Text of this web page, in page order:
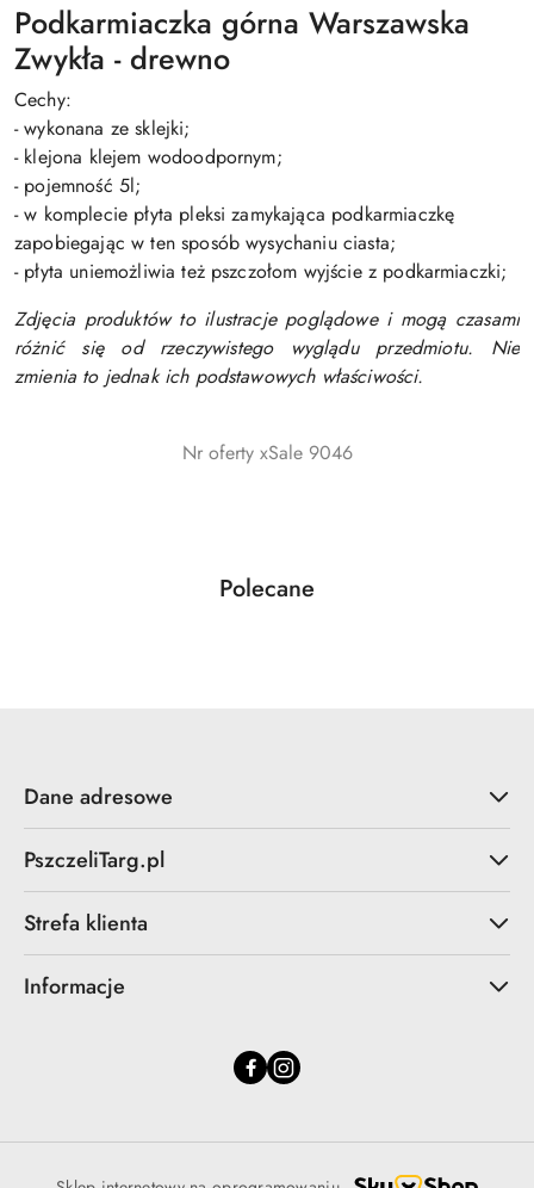
Podkarmiaczka górna Warszawska
Zwykła - drewno
Cechy:
- wykonana ze sklejki;
- klejona klejem wodoodpornym;
- pojemność 5l;
- w komplecie płyta pleksi zamykająca podkarmiaczkę
zapobiegając w ten sposób wysychaniu ciasta;
- płyta uniemożliwia też pszczołom wyjście z podkarmiaczki;
Zdjęcia produktów to ilustracje poglądowe i mogą czasami
różnić się od rzeczywistego wyglądu przedmiotu. Nie
zmienia to jednak ich podstawowych właściwości.
Nr oferty xSale 9046
Pomiń karuzelę produktów
Produkty
Polecane
Dane adresowe
PszczeliTarg.pl
Strefa klienta
Informacje